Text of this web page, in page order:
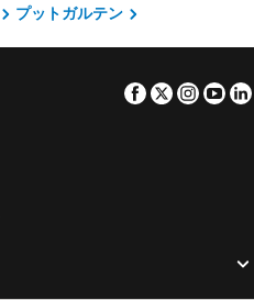
プットガルテン
Facebook
Twitter